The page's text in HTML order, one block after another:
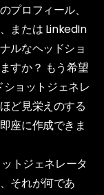
プロフィール、
または LinkedIn
ルなヘッドショ
すか？ もう希望
ョットジェネレ
ど見栄えのする
座に作成できま
トジェネレータ
それが何であ